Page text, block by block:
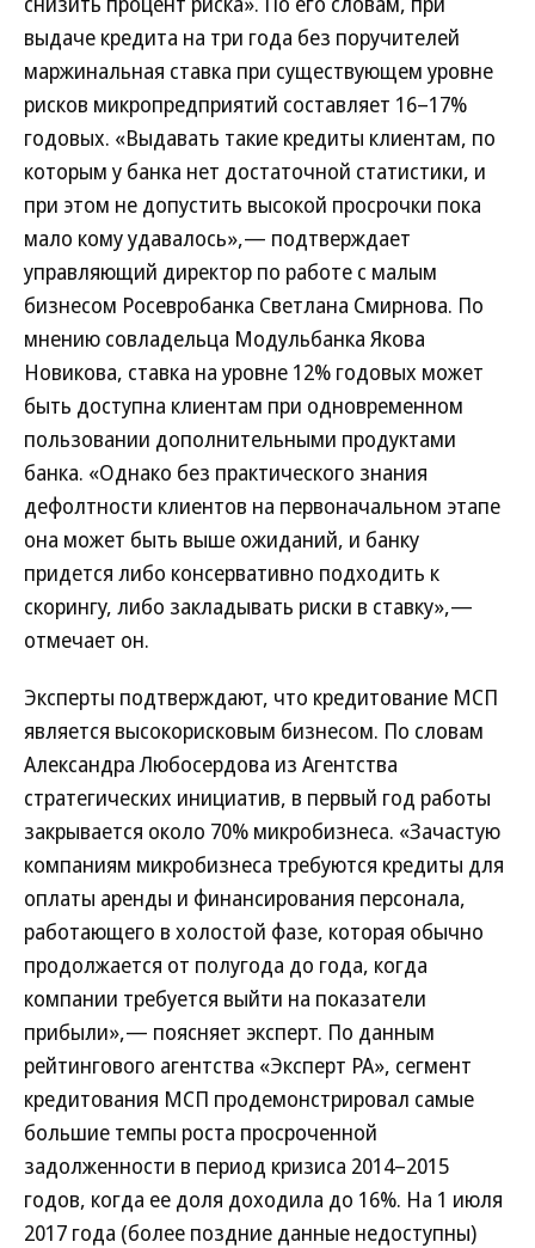
выдаче кредита на три года без поручителей
маржинальная ставка при существующем уровне
рисков микропредприятий составляет 16–17%
годовых. «Выдавать такие кредиты клиентам, по
которым у банка нет достаточной статистики, и
при этом не допустить высокой просрочки пока
мало кому удавалось»,— подтверждает
управляющий директор по работе с малым
бизнесом Росевробанка Светлана Смирнова. По
мнению совладельца Модульбанка Якова
Новикова, ставка на уровне 12% годовых может
быть доступна клиентам при одновременном
пользовании дополнительными продуктами
банка. «Однако без практического знания
дефолтности клиентов на первоначальном этапе
она может быть выше ожиданий, и банку
придется либо консервативно подходить к
скорингу, либо закладывать риски в ставку»,—
отмечает он.
Эксперты подтверждают, что кредитование МСП
является высокорисковым бизнесом. По словам
Александра Любосердова из Агентства
стратегических инициатив, в первый год работы
закрывается около 70% микробизнеса. «Зачастую
компаниям микробизнеса требуются кредиты для
оплаты аренды и финансирования персонала,
работающего в холостой фазе, которая обычно
продолжается от полугода до года, когда
компании требуется выйти на показатели
прибыли»,— поясняет эксперт. По данным
рейтингового агентства «Эксперт РА», сегмент
кредитования МСП продемонстрировал самые
большие темпы роста просроченной
задолженности в период кризиса 2014–2015
годов, когда ее доля доходила до 16%. На 1 июля
2017 года (более поздние данные недоступны)